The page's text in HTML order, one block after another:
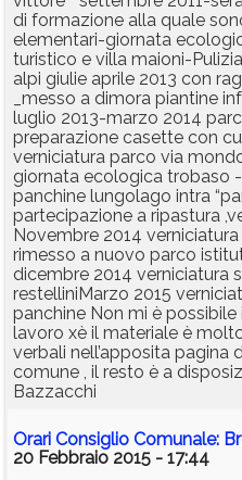
di formazione alla quale
elementari-giornata
turistico e villa maioni-
alpi giulie aprile 2013 con
_messo a dimora piantine
luglio 2013-marzo 2014
preparazione casette con
verniciatura parco via
giornata ecologica trobaso
panchine lungolago intra
partecipazione a ripastura
Novembre 2014
rimesso a nuovo parco
dicembre 2014 verniciatura
restelliniMarzo 2015
panchine Non mi è
lavoro xè il materiale è
verbali nell’apposita pagina
comune , il resto è a
Bazzacchi
Orari Consiglio Comunale:
20 Febbraio 2015 - 17:44